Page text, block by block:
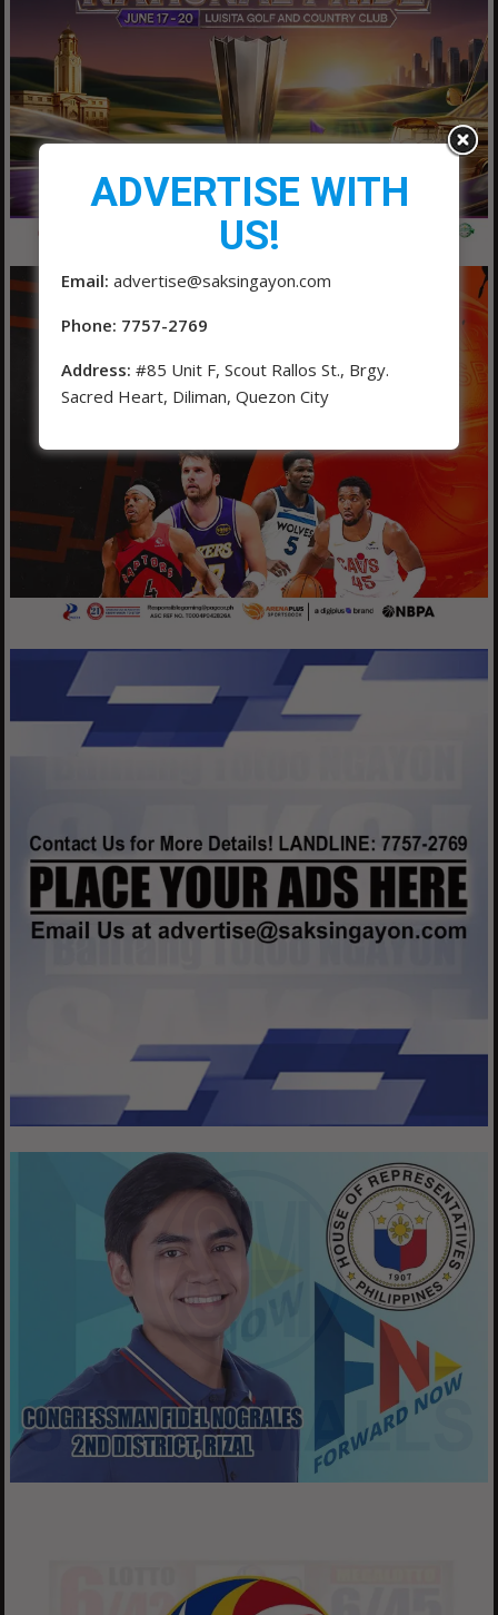
ADVERTISE WITH
US!
Email: advertise@saksingayon.com
Phone: 7757-2769
Address: #85 Unit F, Scout Rallos St., Brgy.
Sacred Heart, Diliman, Quezon City